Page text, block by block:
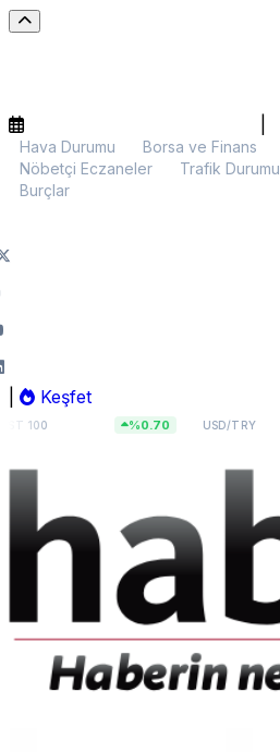
Hava Durumu Borsa ve Finans
Nöbetçi Eczaneler
Trafik Durumu
Burçlar
Keşfet
USD/TRY 47,5927 %0.00